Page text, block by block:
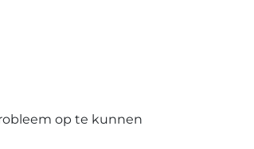
op te kunnen